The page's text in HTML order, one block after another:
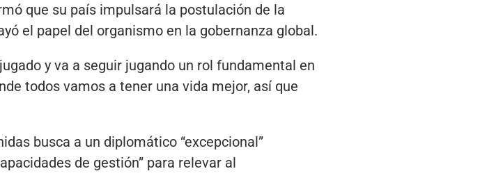
que su país impulsará la postulación de la
el papel del organismo en la gobernanza global.
y va a seguir jugando un rol fundamental en
todos vamos a tener una vida mejor, así que
busca a un diplomático “excepcional”
de gestión” para relevar al